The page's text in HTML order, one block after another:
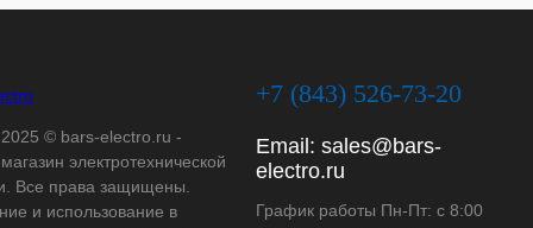
© bars-electro.ru -
электротехнической
Все права защищены.
и использование в
+7 (843) 526-73-20
Email: sales@bars-
electro.ru
График работы Пн-Пт: с 8:00